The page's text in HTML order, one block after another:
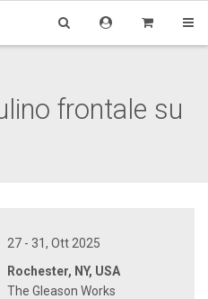
frontale su
27 - 31, Ott 2025
Rochester, NY, USA
The Gleason Works